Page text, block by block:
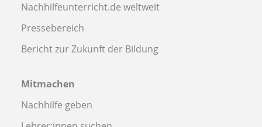
Nachhilfeunterricht.de weltweit
Pressebereich
Bericht zur Zukunft der Bildung
Mitmachen
Nachhilfe geben